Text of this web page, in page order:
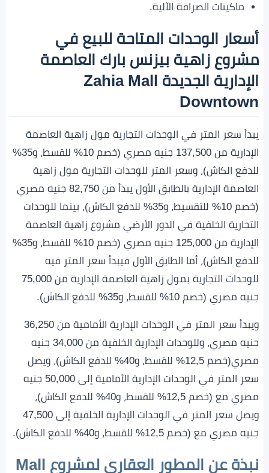
ماكينات الصرافة الآلية.
أسعار الوحدات المتاحة للبيع في
مشروع زاهية بيزنس بارك العاصمة
الإدارية الجديدة Zahia Mall
Downtown
يبدأ سعر المتر في الوحدات التجارية مول زاهية العاصمة
الإدارية من 137,500 جنيه مصري (خصم 10% للقسط، و35%
للدفع الكاش)، وسعر المتر للوحدات التجارية مول زاهية
العاصمة الإدارية بالطابق الأول يبدأ من 82,750 جنيه مصري
(خصم 10% للتقسيط، و35% للدفع الكاش)، بينما للوحدات
التجارية الخلفية في الدور الأرضي مشروع زاهية العاصمة
الإدارية من 125,000 جنيه مصري (خصم 10% للقسط، و35%
للدفع الكاش)، أما
الطابق الأول فيبدأ سعر المتر فيه
للوحدات التجارية بمول زاهية العاصمة الإدارية من 75,000
جنيه مصري (خصم 10% للقسط، و35% للدفع الكاش).
ويبدأ سعر المتر في الوحدات الإدارية الأمامية من 36,250
جنيه مصري، وللوحدات الإدارية الخلفية من 34,000 جنيه
مصري(خصم 12,5% للقسط، و40% للدفع الكاش)، ويصل
سعر المتر في الوحدات الإدارية الأمامية إلى 50,000 جنيه
مصري مع (خصم 12,5% للقسط، و40% للدفع الكاش)،
ويصل سعر المتر في الوحدات الإدارية الخلفية إلى 47,500
جنيه مصري مع (خصم 12,5% للقسط، و40% للدفع الكاش).
نبذة عن المطور العقاري لمشروع Mall